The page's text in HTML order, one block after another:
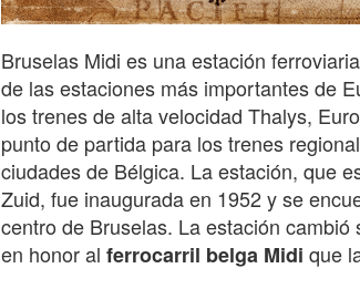
Bruselas Midi es una estación
de las estaciones más importantes de
los trenes de alta velocidad Thalys,
punto de partida para los trenes
ciudades de Bélgica. La estación, que
Zuid, fue inaugurada en 1952 y se
centro de Bruselas. La estación
en honor al ferrocarril belga Midi que